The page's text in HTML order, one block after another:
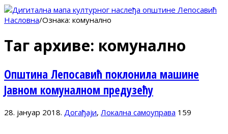
Насловна/Ознака: комунално
Таг архиве: комунално
Општина Лепосавић поклонила машине
Јавном комуналном предузећу
28. јануар 2018. Догађаји, Локална самоуправа 159